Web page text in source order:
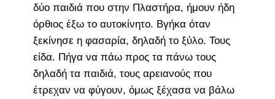
δύο παιδιά που στην Πλαστήρα, ήμουν ήδη
όρθιος έξω το αυτοκίνητο. Βγήκα όταν
ξεκίνησε η φασαρία, δηλαδή το ξύλο. Τους
είδα. Πήγα να πάω προς τα πάνω τους
δηλαδή τα παιδιά, τους αρειανούς που
έτρεχαν να φύγουν, όμως ξέχασα να βάλω